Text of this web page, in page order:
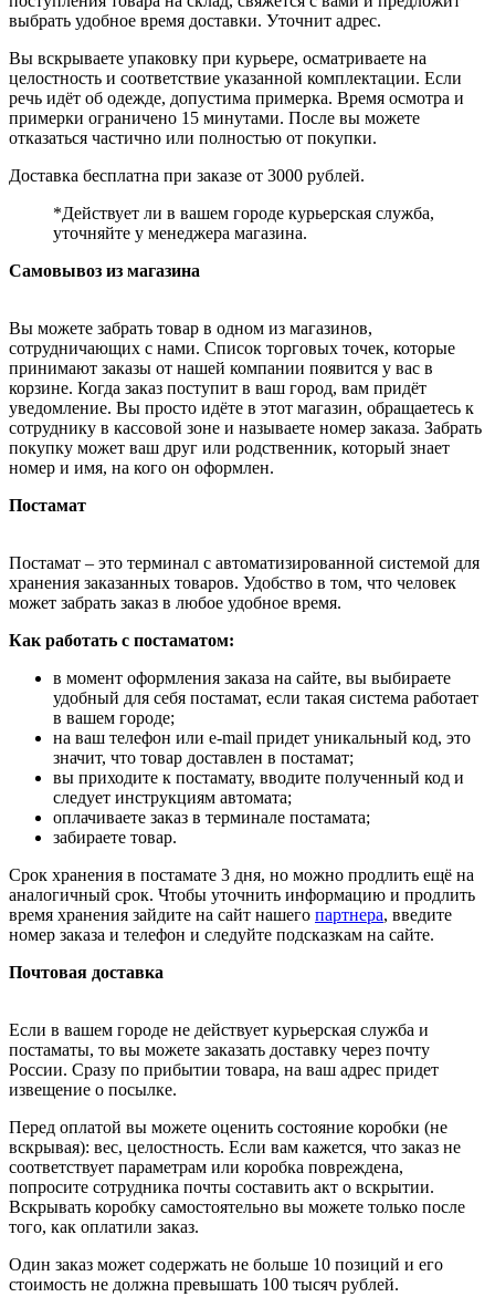
выбрать удобное время доставки. Уточнит адрес.
Вы вскрываете упаковку при курьере, осматриваете на
целостность и соответствие указанной комплектации. Если
речь идёт об одежде, допустима примерка. Время осмотра и
примерки ограничено 15 минутами. После вы можете
отказаться частично или полностью от покупки.
Доставка бесплатна при заказе от 3000 рублей.
*Действует ли в вашем городе курьерская служба,
уточняйте у менеджера магазина.
Самовывоз из магазина
Вы можете забрать товар в одном из магазинов,
сотрудничающих с нами. Список торговых точек, которые
принимают заказы от нашей компании появится у вас в
корзине. Когда заказ поступит в ваш город, вам придёт
уведомление. Вы просто идёте в этот магазин, обращаетесь к
сотруднику в кассовой зоне и называете номер заказа. Забрать
покупку может ваш друг или родственник, который знает
номер и имя, на кого он оформлен.
Постамат
Постамат – это терминал с автоматизированной системой для
хранения заказанных товаров. Удобство в том, что человек
может забрать заказ в любое удобное время.
Как работать с постаматом:
в момент оформления заказа на сайте, вы выбираете
удобный для себя постамат, если такая система работает
в вашем городе;
на ваш телефон или e-mail придет уникальный код, это
значит, что товар доставлен в постамат;
вы приходите к постамату, вводите полученный код и
следует инструкциям автомата;
оплачиваете заказ в терминале постамата;
забираете товар.
Срок хранения в постамате 3 дня, но можно продлить ещё на
аналогичный срок. Чтобы уточнить информацию и продлить
время хранения зайдите на сайт нашего партнера, введите
номер заказа и телефон и следуйте подсказкам на сайте.
Почтовая доставка
Если в вашем городе не действует курьерская служба и
постаматы, то вы можете заказать доставку через почту
России. Сразу по прибытии товара, на ваш адрес придет
извещение о посылке.
Перед оплатой вы можете оценить состояние коробки (не
вскрывая): вес, целостность. Если вам кажется, что заказ не
соответствует параметрам или коробка повреждена,
попросите сотрудника почты составить акт о вскрытии.
Вскрывать коробку самостоятельно вы можете только после
того, как оплатили заказ.
Один заказ может содержать не больше 10 позиций и его
стоимость не должна превышать 100 тысяч рублей.